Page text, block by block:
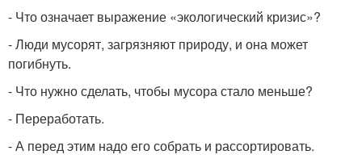
- Что означает выражение «экологический кризис»?
- Люди мусорят, загрязняют природу, и она может
погибнуть.
- Что нужно сделать, чтобы мусора стало меньше?
- Переработать.
- А перед этим надо его собрать и рассортировать.